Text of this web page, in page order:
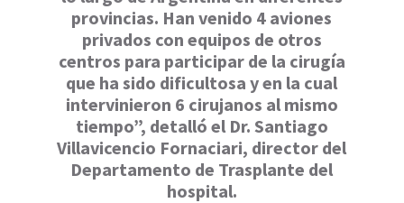
provincias. Han venido 4 aviones
privados con equipos de otros
centros para participar de la cirugía
que ha sido dificultosa y en la cual
intervinieron 6 cirujanos al mismo
tiempo”, detalló el Dr. Santiago
Villavicencio Fornaciari, director del
Departamento de Trasplante del
hospital.